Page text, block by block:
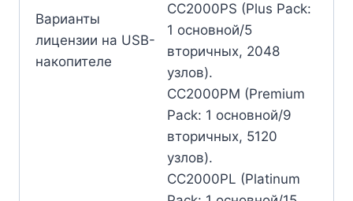
Варианты
лицензии на USB-
накопителе
CC2000PS (Plus Pack:
1 основной/5
вторичных, 2048
узлов).
CC2000PM (Premium
Pack: 1 основной/9
вторичных, 5120
узлов).
CC2000PL (Platinum